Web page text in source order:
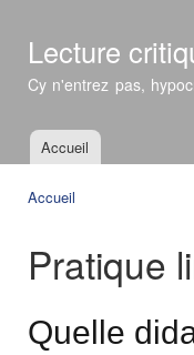
Lecture
Cy n'entrez pas,
Menu principal
Accueil
Accueil
Pratique
Quelle